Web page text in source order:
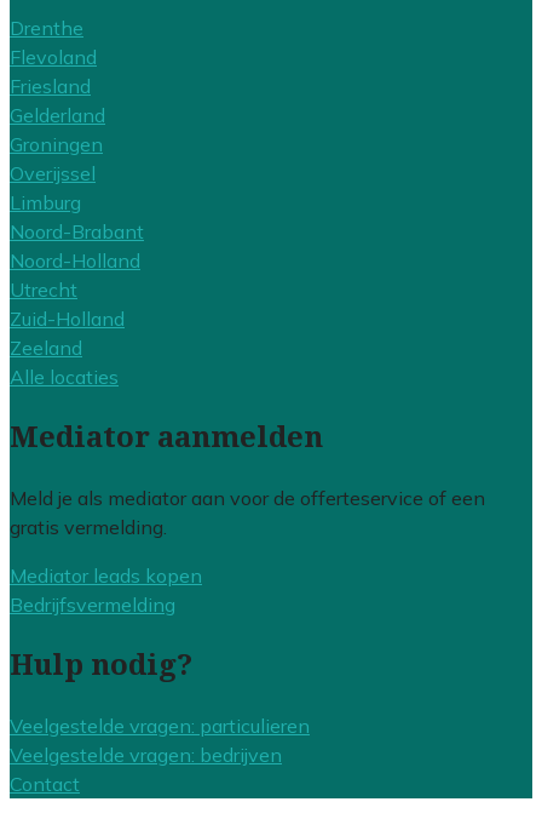
Drenthe
Flevoland
Friesland
Gelderland
Groningen
Overijssel
Limburg
Noord-Brabant
Noord-Holland
Utrecht
Zuid-Holland
Zeeland
Alle locaties
Mediator aanmelden
Meld je als mediator aan voor de offerteservice of een
gratis vermelding.
Mediator leads kopen
Bedrijfsvermelding
Hulp nodig?
Veelgestelde vragen: particulieren
Veelgestelde vragen: bedrijven
Contact